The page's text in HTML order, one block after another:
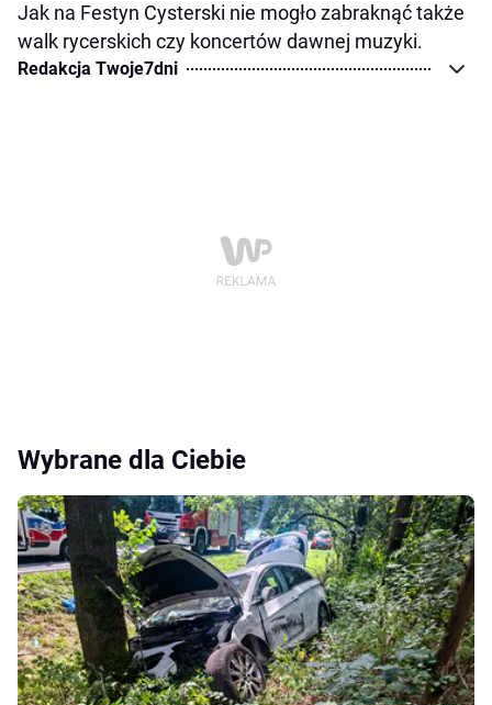
Jak na Festyn Cysterski nie mogło zabraknąć także
walk rycerskich czy koncertów dawnej muzyki.
Redakcja Twoje7dni
Wybrane dla Ciebie